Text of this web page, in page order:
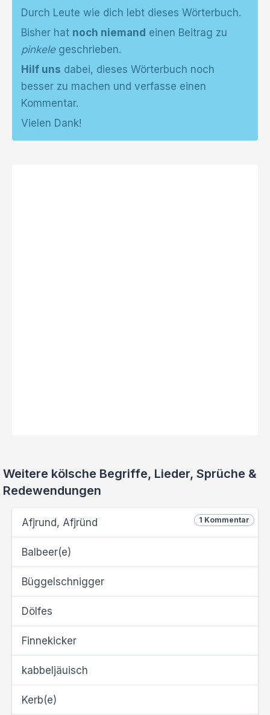
Durch Leute wie dich lebt dieses Wörterbuch.
Bisher hat noch niemand einen Beitrag zu
pinkelegeschrieben.
Hilf uns dabei, dieses Wörterbuch noch
besser zu machen und verfasse einen
Kommentar.
Vielen Dank!
Weitere kölsche Begriffe, Lieder, Sprüche &
Redewendungen
1 Kommentar
Afjrund, Afjründ
Balbeer(e)
Büggelschnigger
Dölfes
Finnekicker
kabbeljäuisch
Kerb(e)